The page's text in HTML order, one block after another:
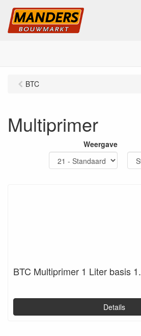
BTC
Multiprimer
Weergave
BTC Multiprimer 1 Liter basis 1.
Details